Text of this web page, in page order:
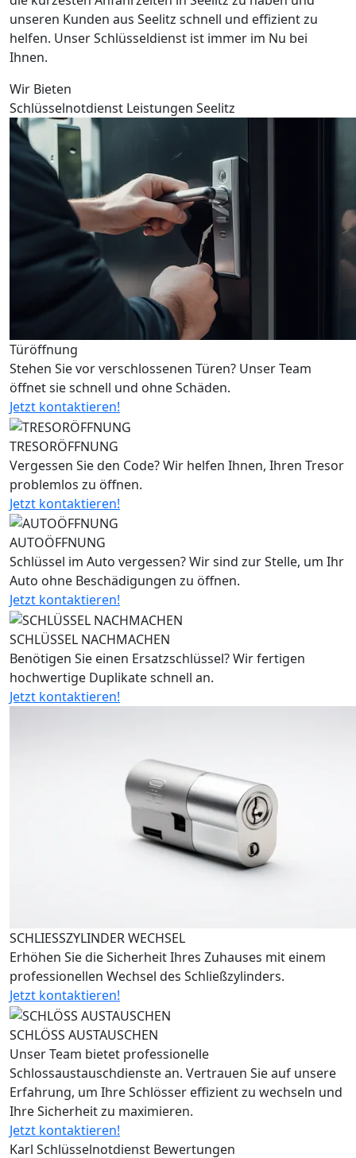
unseren Kunden aus Seelitz schnell und effizient zu
helfen. Unser Schlüsseldienst ist immer im Nu bei
Ihnen.
Wir Bieten
Schlüsselnotdienst Leistungen Seelitz
Türöffnung
Stehen Sie vor verschlossenen Türen? Unser Team
öffnet sie schnell und ohne Schäden.
Jetzt kontaktieren!
TRESORÖFFNUNG
Vergessen Sie den Code? Wir helfen Ihnen, Ihren Tresor
problemlos zu öffnen.
Jetzt kontaktieren!
AUTOÖFFNUNG
Schlüssel im Auto vergessen? Wir sind zur Stelle, um Ihr
Auto ohne Beschädigungen zu öffnen.
Jetzt kontaktieren!
SCHLÜSSEL NACHMACHEN
Benötigen Sie einen Ersatzschlüssel? Wir fertigen
hochwertige Duplikate schnell an.
Jetzt kontaktieren!
SCHLIESSZYLINDER WECHSEL
Erhöhen Sie die Sicherheit Ihres Zuhauses mit einem
professionellen Wechsel des Schließzylinders.
Jetzt kontaktieren!
SCHLÖSS AUSTAUSCHEN
Unser Team bietet professionelle
Schlossaustauschdienste an. Vertrauen Sie auf unsere
Erfahrung, um Ihre Schlösser effizient zu wechseln und
Ihre Sicherheit zu maximieren.
Jetzt kontaktieren!
Karl Schlüsselnotdienst Bewertungen